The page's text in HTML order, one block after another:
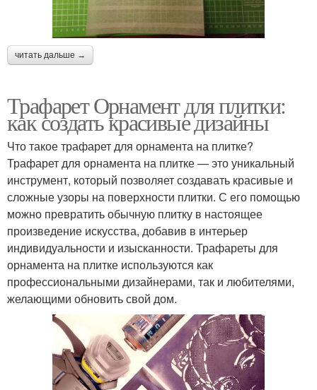
читать дальше →
Трафарет Орнамент для плитки:
как создать красивые дизайны
Что такое трафарет для орнамента на плитке?
Трафарет для орнамента на плитке — это уникальный
инструмент, который позволяет создавать красивые и
сложные узоры на поверхности плитки. С его помощью
можно превратить обычную плитку в настоящее
произведение искусства, добавив в интерьер
индивидуальности и изысканности. Трафареты для
орнамента на плитке используются как
профессиональными дизайнерами, так и любителями,
желающими обновить свой дом.